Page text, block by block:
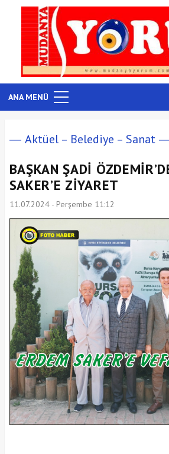
ANA MENÜ
Aktüel Belediye Sanat
BAŞKAN ŞADİ
SAKER’E ZİYARET
11.07.2024 - Perşembe 11:12